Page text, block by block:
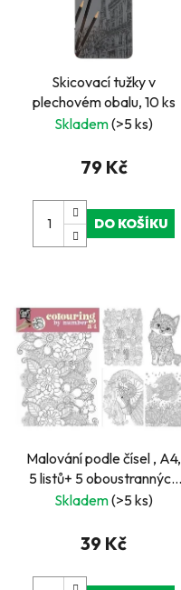
Skicovací tužky v
plechovém obalu, 10 ks
Skladem(>5 ks)
79 Kč
DO KOŠÍKU
Malování podle čísel , A4,
5 listů+ 5 oboustranných
pastelek
Skladem(>5 ks)
39 Kč